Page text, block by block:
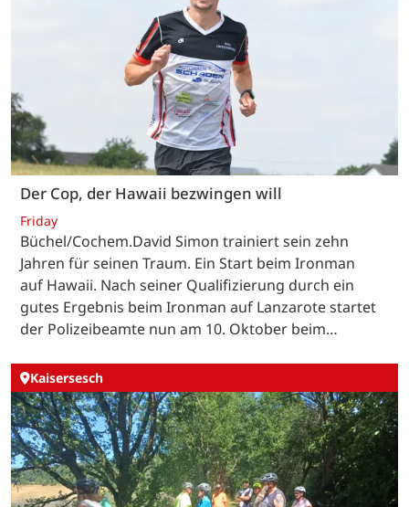
Der Cop, der Hawaii bezwingen will
Friday
Büchel/Cochem.David Simon trainiert sein zehn
Jahren für seinen Traum. Ein Start beim Ironman
auf Hawaii. Nach seiner Qualifizierung durch ein
gutes Ergebnis beim Ironman auf Lanzarote startet
der Polizeibeamte nun am 10. Oktober beim…
Kaisersesch